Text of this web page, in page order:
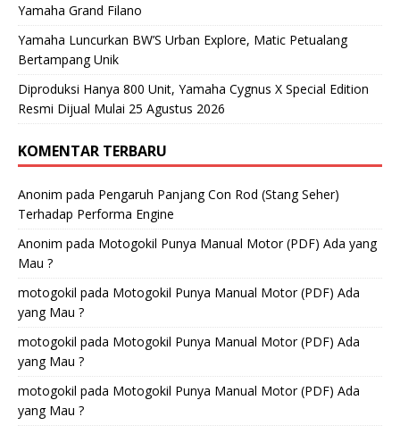
Yamaha Grand Filano
Yamaha Luncurkan BW’S Urban Explore, Matic Petualang
Bertampang Unik
Diproduksi Hanya 800 Unit, Yamaha Cygnus X Special Edition
Resmi Dijual Mulai 25 Agustus 2026
KOMENTAR TERBARU
Anonim pada Pengaruh Panjang Con Rod (Stang Seher)
Terhadap Performa Engine
Anonim pada Motogokil Punya Manual Motor (PDF) Ada yang
Mau ?
motogokil pada Motogokil Punya Manual Motor (PDF) Ada
yang Mau ?
motogokil pada Motogokil Punya Manual Motor (PDF) Ada
yang Mau ?
motogokil pada Motogokil Punya Manual Motor (PDF) Ada
yang Mau ?